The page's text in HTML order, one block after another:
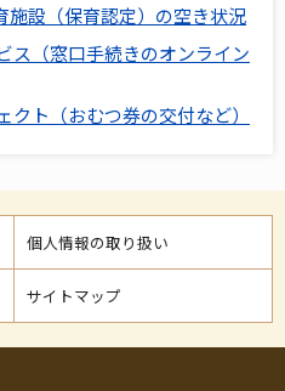
施設（保育認定）の空き状況
ス（窓口手続きのオンライン
クト（おむつ券の交付など）
個人情報の取り扱い
サイトマップ